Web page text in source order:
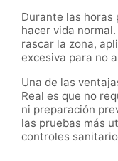
Durante las horas
hacer vida
rascar la zona,
excesiva para no
Una de las
Real es que no
ni preparación
las pruebas más
controles